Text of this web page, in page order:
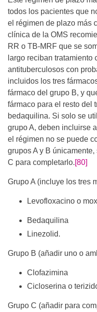
todos los pacientes que
el régimen de plazo más
clínica de la OMS
RR o TB-MRF que se
largo reciban tratamiento
antituberculosos con
incluidos los tres
fármaco del grupo B, y
fármaco para el resto del
bedaquilina. Si solo se
grupo A, deben incluirse
el régimen no se puede
grupos A y B
C para completarlo.[80]
Grupo A (incluye los tres
Levofloxacino o
Bedaquilina
Linezolid.
Grupo B (añadir uno o
Clofazimina
Cicloserina o
Grupo C (añadir para